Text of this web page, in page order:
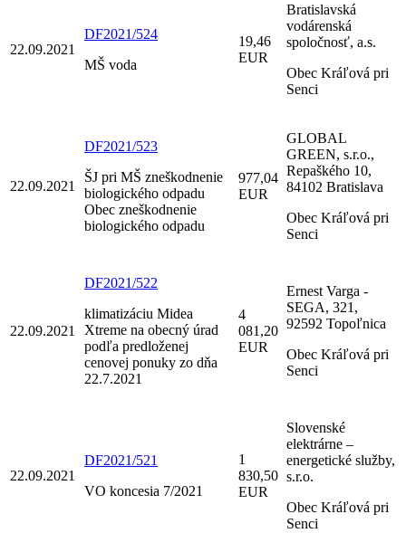
22.09.2021
DF2021/524
MŠ voda
19,46
EUR
Bratislavská
vodárenská
spoločnosť, a.s.
Obec Kráľová pri
Senci
22.09.2021
DF2021/523
ŠJ pri MŠ zneškodnenie
biologického odpadu
Obec zneškodnenie
biologického odpadu
977,04
EUR
GLOBAL
GREEN, s.r.o.,
Repaškého 10,
84102 Bratislava
Obec Kráľová pri
Senci
22.09.2021
DF2021/522
klimatizáciu Midea
Xtreme na obecný úrad
podľa predloženej
cenovej ponuky zo dňa
22.7.2021
4
081,20
EUR
Ernest Varga -
SEGA, 321,
92592 Topoľnica
Obec Kráľová pri
Senci
22.09.2021
DF2021/521
VO koncesia 7/2021
1
830,50
EUR
Slovenské
elektrárne –
energetické služby,
s.r.o.
Obec Kráľová pri
Senci